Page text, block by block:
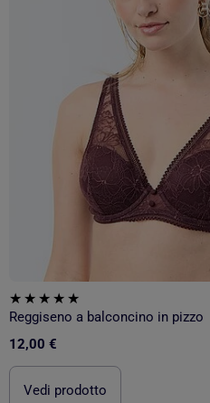
Reggiseno a balconcino in pizzo
12,00 €
Vedi prodotto